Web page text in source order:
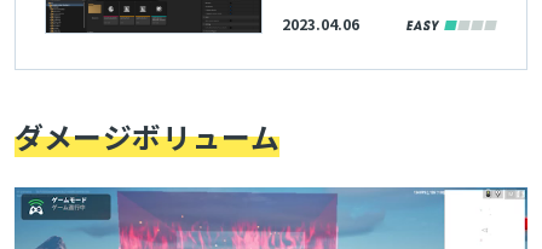
作れるツール「UEFN」
ティブモードから進化
2023.04.06
ダメージボリューム